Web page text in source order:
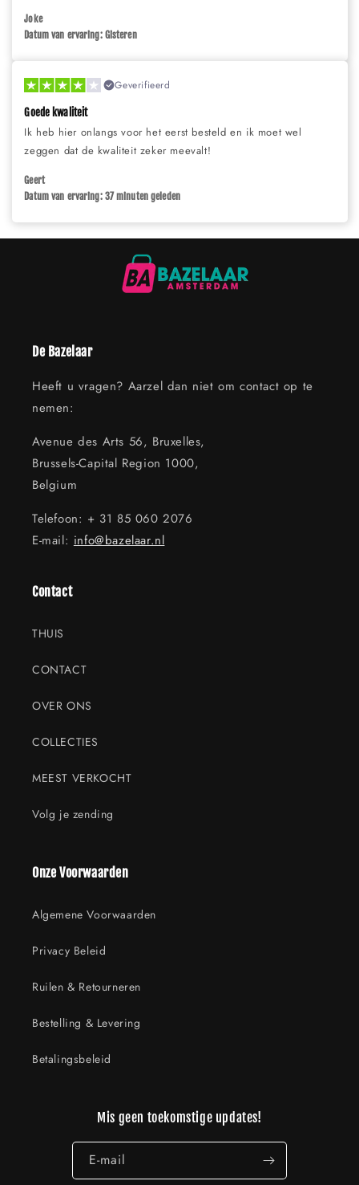
Joke
Datum van ervaring: Gisteren
Geverifieerd
Goede kwaliteit
Ik heb hier onlangs voor het eerst besteld en ik moet wel
zeggen dat de kwaliteit zeker meevalt!
Geert
Datum van ervaring: 37 minuten geleden
De Bazelaar
Heeft u vragen? Aarzel dan niet om contact op te
nemen:
Avenue des Arts 56, Bruxelles,
Brussels-Capital Region 1000,
Belgium
Telefoon: + 31 85 060 2076
E-mail: info@bazelaar.nl
Contact
THUIS
CONTACT
OVER ONS
COLLECTIES
MEEST VERKOCHT
Volg je zending
Onze Voorwaarden
Algemene Voorwaarden
Privacy Beleid
Ruilen & Retourneren
Bestelling & Levering
Betalingsbeleid
Mis geen toekomstige updates!
E‑mail